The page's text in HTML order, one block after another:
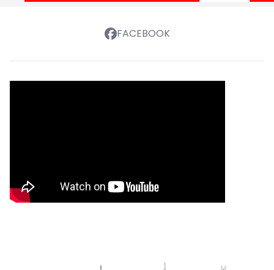
FACEBOOK